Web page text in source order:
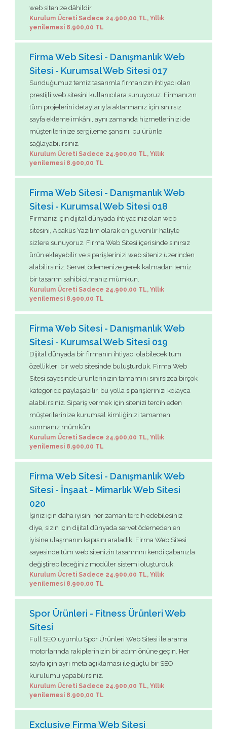
web sitenize dâhildir.
Kurulum Ücreti Sadece 24.900,00 TL, Yıllık
yenilemesi 8.900,00 TL
Firma Web Sitesi - Danışmanlık Web
Sitesi - Kurumsal Web Sitesi 017
Sunduğumuz temiz tasarımla firmanızın ihtiyacı olan
prestijli web sitesini kullanıcılara sunuyoruz. Firmanızın
tüm projelerini detaylarıyla aktarmanız için sınırsız
sayfa ekleme imkânı, aynı zamanda hizmetlerinizi de
müşterilerinize sergileme şansını, bu ürünle
sağlayabilirsiniz.
Kurulum Ücreti Sadece 24.900,00 TL, Yıllık
yenilemesi 8.900,00 TL
Firma Web Sitesi - Danışmanlık Web
Sitesi - Kurumsal Web Sitesi 018
Firmanız için dijital dünyada ihtiyacınız olan web
sitesini, Abaküs Yazılım olarak en güvenilir haliyle
sizlere sunuyoruz. Firma Web Sitesi içerisinde sınırsız
ürün ekleyebilir ve siparişlerinizi web siteniz üzerinden
alabilirsiniz. Servet ödemenize gerek kalmadan temiz
bir tasarım sahibi olmanız mümkün.
Kurulum Ücreti Sadece 24.900,00 TL, Yıllık
yenilemesi 8.900,00 TL
Firma Web Sitesi - Danışmanlık Web
Sitesi - Kurumsal Web Sitesi 019
Dijital dünyada bir firmanın ihtiyacı olabilecek tüm
özellikleri bir web sitesinde buluşturduk. Firma Web
Sitesi sayesinde ürünlerinizin tamamını sınırsızca birçok
kategoride paylaşabilir, bu yolla siparişlerinizi kolayca
alabilirsiniz. Sipariş vermek için sitenizi tercih eden
müşterilerinize kurumsal kimliğinizi tamamen
sunmanız mümkün.
Kurulum Ücreti Sadece 24.900,00 TL, Yıllık
yenilemesi 8.900,00 TL
Firma Web Sitesi - Danışmanlık Web
Sitesi - İnşaat - Mimarlık Web Sitesi
020
İşiniz için daha iyisini her zaman tercih edebilesiniz
diye, sizin için dijital dünyada servet ödemeden en
iyisine ulaşmanın kapısını araladık. Firma Web Sitesi
sayesinde tüm web sitenizin tasarımını kendi çabanızla
değiştirebileceğiniz modüler sistemi oluşturduk.
Kurulum Ücreti Sadece 24.900,00 TL, Yıllık
yenilemesi 8.900,00 TL
Spor Ürünleri - Fitness Ürünleri Web
Sitesi
Full SEO uyumlu Spor Ürünleri Web Sitesi ile arama
motorlarında rakiplerinizin bir adım önüne geçin. Her
sayfa için ayrı meta açıklaması ile güçlü bir SEO
kurulumu yapabilirsiniz.
Kurulum Ücreti Sadece 24.900,00 TL, Yıllık
yenilemesi 8.900,00 TL
Exclusive Firma Web Sitesi